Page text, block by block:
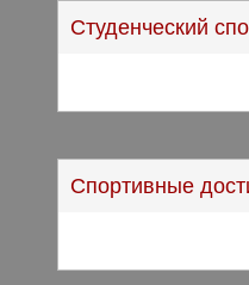
Студенческий
Спортивные